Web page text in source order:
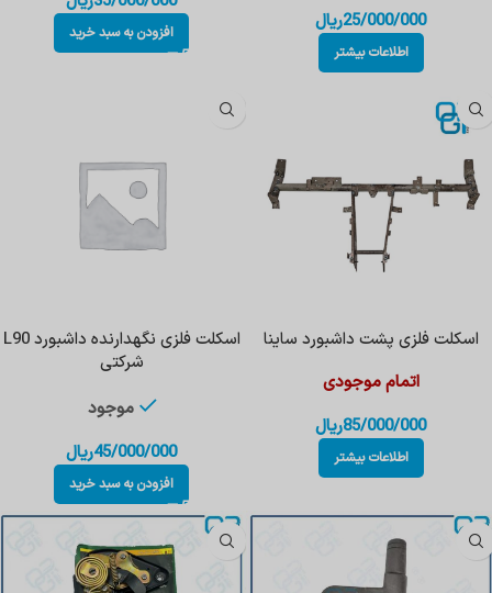
25/000/000ریال
اطلاعات بیشتر
افزودن به سبد خرید
اسکلت فلزی پشت داشبورد ساینا
اتمام موجودی
85/000/000ریال
اطلاعات بیشتر
اسکلت فلزی نگهدارنده داشبورد L90
شرکتی
موجود
45/000/000ریال
افزودن به سبد خرید